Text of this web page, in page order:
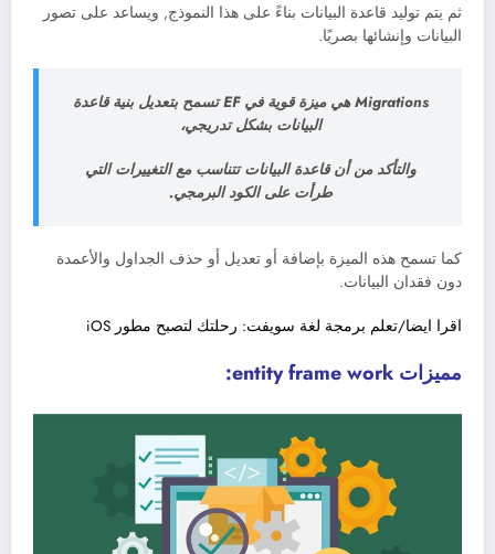
ثم يتم توليد قاعدة البيانات بناءً على هذا النموذج, ويساعد على تصور
البيانات وإنشائها بصريًا.
Migrations هي ميزة قوية في EF تسمح بتعديل بنية قاعدة
البيانات بشكل تدريجي،
والتأكد من أن قاعدة البيانات تتناسب مع التغييرات التي
طرأت على الكود البرمجي.
كما تسمح هذه الميزة بإضافة أو تعديل أو حذف الجداول والأعمدة
دون فقدان البيانات.
اقرا ايضا/تعلم برمجة لغة سويفت: رحلتك لتصبح مطور iOS
مميزات entity frame work: